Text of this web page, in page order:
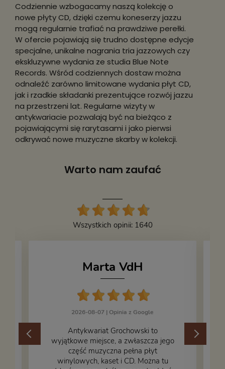
Codziennie wzbogacamy naszą kolekcję o
nowe płyty CD, dzięki czemu koneserzy jazzu
mogą regularnie trafiać na prawdziwe perełki.
W ofercie pojawiają się trudno dostępne edycje
specjalne, unikalne nagrania tria jazzowych czy
ekskluzywne wydania ze studia Blue Note
Records. Wśród codziennych dostaw można
odnaleźć zarówno limitowane wydania płyt CD,
jak i rzadkie składanki prezentujące rozwój jazzu
na przestrzeni lat. Regularne wizyty w
antykwariacie pozwalają być na bieżąco z
pojawiającymi się rarytasami i jako pierwsi
odkrywać nowe muzyczne skarby w kolekcji.
Warto nam zaufać
Wszystkich opinii: 1640
Marta VdH
2026-08-07 | Opinia z Google
​Antykwariat Grochowski to
wyjątkowe miejsce, a zwłaszcza jego
część muzyczna pełna płyt
winylowych, kaset i CD. Można tu